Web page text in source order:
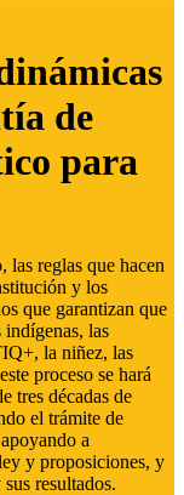
de
para
las reglas que hacen
y los
que garantizan que
las
la niñez, las
proceso se hará
tres décadas de
el trámite de
a
y proposiciones, y
resultados.